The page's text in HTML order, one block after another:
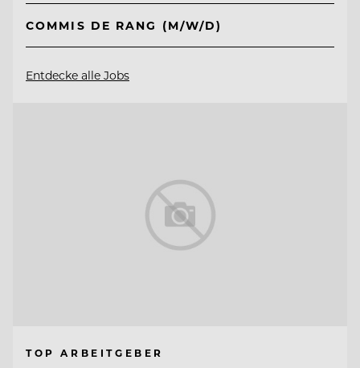
COMMIS DE RANG (M/W/D)
Entdecke alle Jobs
TOP ARBEITGEBER